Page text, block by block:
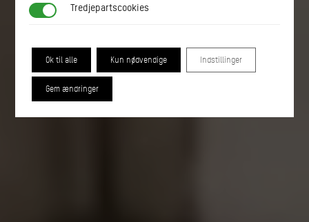
Tredjepartscookies
Tredjepartscookies
Ok til alle Kun nødvendige Indstillinger
Gem ændringer